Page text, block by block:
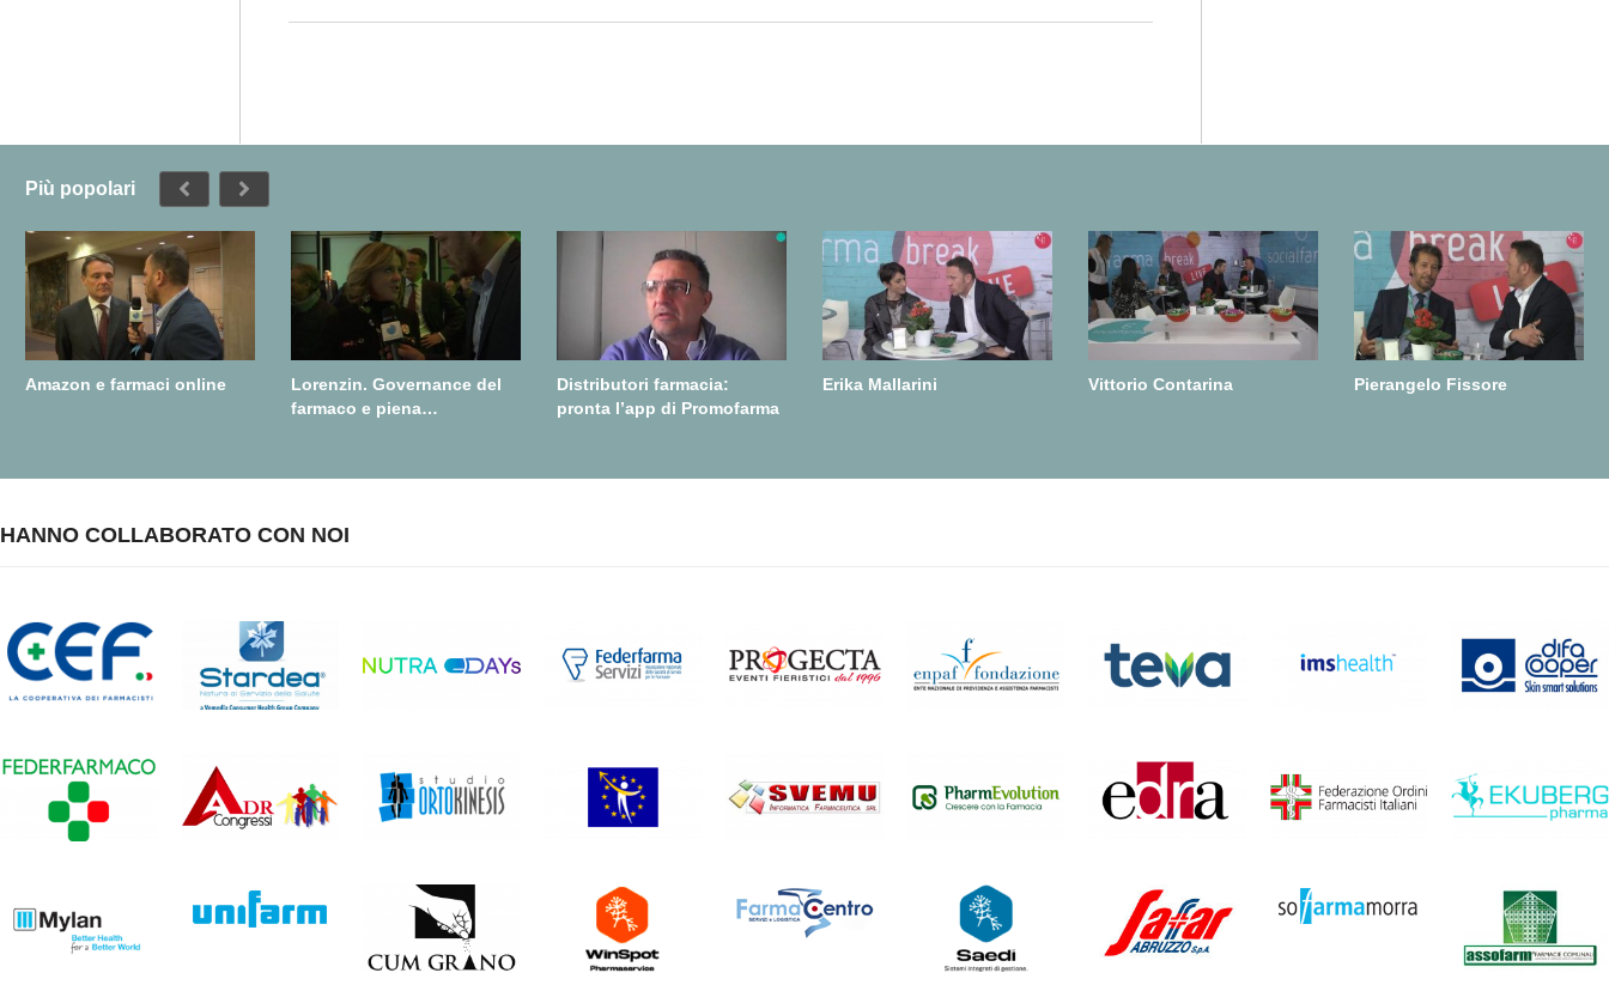
Più popolari
Amazon e farmaci online
Lorenzin. Governance del
farmaco e piena
Distributori farmacia:
pronta l’app di Promofarma
Erika Mallarini Vittorio Contarina Pierangelo Fissore
HANNO COLLABORATO CON NOI